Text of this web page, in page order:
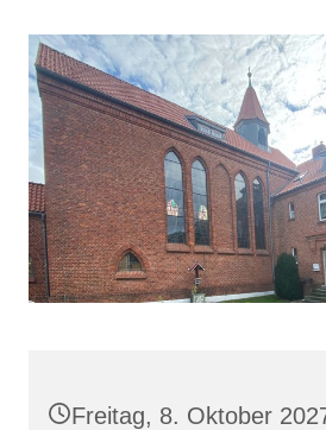
Freitag, 8. Oktober